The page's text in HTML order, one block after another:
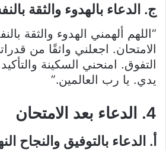
ج. الدعاء بالهدوء والثقة
“اللهم ألهمني الهدوء والثقة
الامتحان. اجعلني واثقًا من
التفوق. امنحني السكينة
يدي. يا رب العالمين.”
4. الدعاء بعد الامتحان
أ. الدعاء بالتوفيق والنجاح